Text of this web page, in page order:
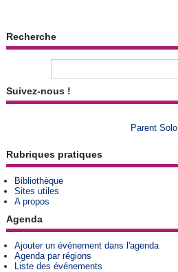
Recherche
Suivez-nous !
Parent Solo
Rubriques pratiques
Bibliothèque
Sites utiles
A propos
Agenda
Ajouter un événement dans l'agenda
Agenda par régions
Liste des événements